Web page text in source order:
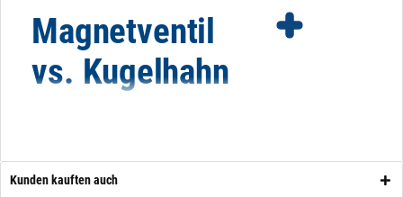
Magnetventil
vs. Kugelhahn
Einsatz eines Magnetventils und elektrischen
Kunden kauften auch